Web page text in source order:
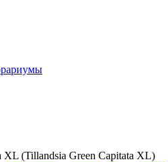
(Tillandsia Green Capitata XL)